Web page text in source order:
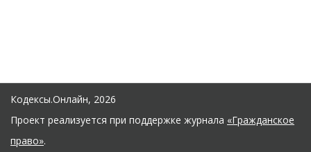
Кодексы.Онлайн, 2026
Проект реализуется при поддержке журнала «Гражданское
право».